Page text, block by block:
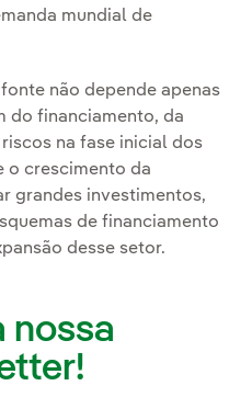
mundial de
não depende apenas
do financiamento, da
na fase inicial dos
o crescimento da
grandes investimentos,
de financiamento
desse setor.
nossa